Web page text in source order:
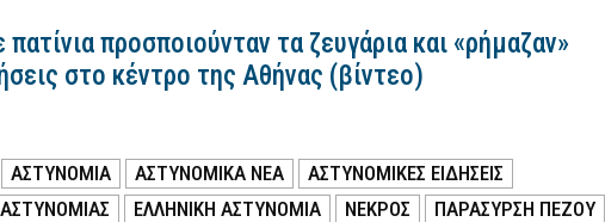
προσποιούνταν τα ζευγάρια και «ρήμαζαν»
στο κέντρο της Αθήνας (βίντεο)
ΑΣΤΥΝΟΜΙΑ ΑΣΤΥΝΟΜΙΚΑ ΝΕΑ
ΑΣΤΥΝΟΜΙΚΕΣ ΕΙΔΗΣΕΙΣ
ΑΣΤΥΝΟΜΙΑΣ
ΕΛΛΗΝΙΚΗ ΑΣΤΥΝΟΜΙΑ ΝΕΚΡΟΣ
ΠΑΡΑΣΥΡΣΗ ΠΕΖΟΥ